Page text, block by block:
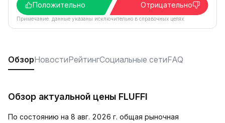
Положительно
Отрицательно
Примечание: данные указаны исключительно в справочных целях.
ОбзорНовостиРейтингСоциальные сетиFAQ
Обзор актуальной цены FLUFFI
По состоянию на 8 авг. 2026 г. общая рыночная